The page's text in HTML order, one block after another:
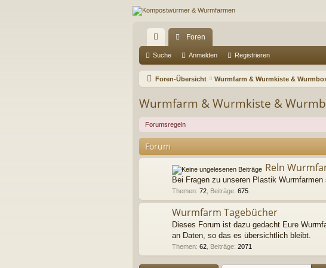
ch
ne
ug
riff
Foren
Suche Anmelden Registrieren
Foren-Übersicht Wurmfarm & Wurmkiste &
Wurmfarm & Wurmkiste &
Forumsregeln
Forum
Reln
Bei Fragen zu unseren Plastik
Themen: 72 Beiträge: 675
Wurmfarm Tagebücher
Dieses Forum ist dazu gedacht Eure
an Daten, so das es übersichtlich bleibt.
Themen: 62 Beiträge: 2071